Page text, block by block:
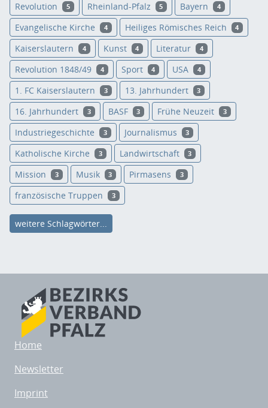
Revolution 5 Rheinland-Pfalz 5 Bayern 4
Evangelische Kirche 4 Heiliges Römisches Reich 4
Kaiserslautern 4 Kunst 4 Literatur 4
Revolution 1848/49 4 Sport 4 USA 4
1. FC Kaiserslautern 3 13. Jahrhundert 3
16. Jahrhundert 3 BASF 3 Frühe Neuzeit 3
Industriegeschichte 3 Journalismus 3
Katholische Kirche 3 Landwirtschaft 3
Mission 3 Musik 3 Pirmasens 3
französische Truppen 3
weitere Schlagwörter...
Home
Newsletter
Imprint